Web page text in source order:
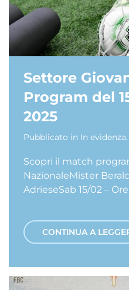
Settore
Program del
2025
Pubblicato in In evidenza,
Scopri il match
NazionaleMister
AdrieseSab 15/02 –
CONTINUA A